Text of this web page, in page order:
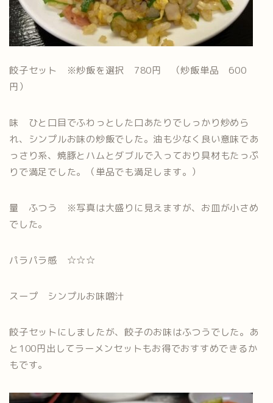
餃子セット ※炒飯を選択 780円 （炒飯単品 600
円）
味 ひと口目でふわっとした口あたりでしっかり炒めら
れ、シンプルお味の炒飯でした。油も少なく良い意味であ
っさり系、焼豚とハムとダブルで入っており具材もたっぷ
りで満足でした。（単品でも満足します。）
量 ふつう ※写真は大盛りに見えますが、お皿が小さめ
でした。
パラパラ感 ☆☆☆
スープ シンプルお味噌汁
餃子セットにしましたが、餃子のお味はふつうでした。あ
と100円出してラーメンセットもお得でおすすめできるか
もです。